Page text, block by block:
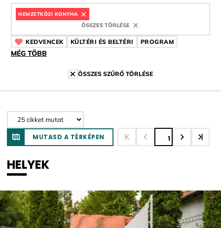
NEMZETKÖZI KONYHA CÍMKE
ÖSSZES TÖRLÉSE
KEDVENCEKCÍMKE
KÜLTÉRI ÉS BELTÉRI CÍMKE
PROGRAM
MÉG TÖBB
ÖSSZES SZŰRŐ TÖRLÉSE
MUTASD A TÉRKÉPEN 1
HELYEK